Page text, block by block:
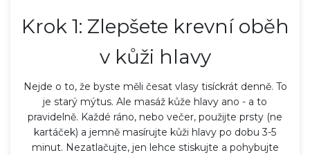
Krok 1: Zlepšete krevní oběh
v kůži hlavy
Nejde o to, že byste měli česat vlasy tisíckrát denně. To
je starý mýtus. Ale masáž kůže hlavy ano - a to
pravidelně. Každé ráno, nebo večer, použijte prsty (ne
kartáček) a jemně masírujte kůži hlavy po dobu 3-5
minut. Nezatlačujte, jen lehce stiskujte a pohybujte